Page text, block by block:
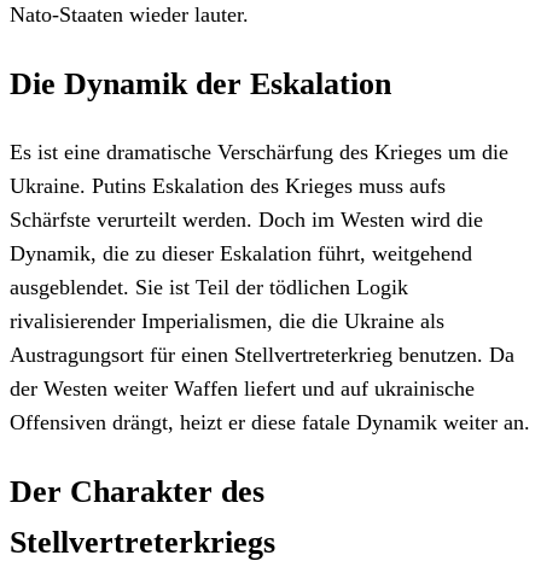
Nato-Staaten wieder lauter.
Die Dynamik der Eskalation
Es ist eine dramatische Verschärfung des Krieges um die
Ukraine. Putins Eskalation des Krieges muss aufs
Schärfste verurteilt werden. Doch im Westen wird die
Dynamik, die zu dieser Eskalation führt, weitgehend
ausgeblendet. Sie ist Teil der tödlichen Logik
rivalisierender Imperialismen, die die Ukraine als
Austragungsort für einen Stellvertreterkrieg benutzen. Da
der Westen weiter Waffen liefert und auf ukrainische
Offensiven drängt, heizt er diese fatale Dynamik weiter an.
Der Charakter des
Stellvertreterkriegs